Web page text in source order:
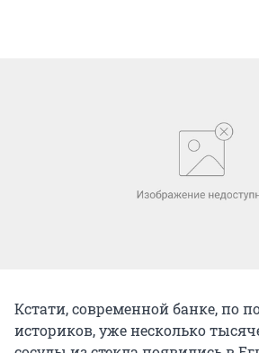
Кстати, современной банке, по
историков, уже несколько